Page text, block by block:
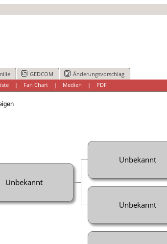
GEDCOM
Änderungsvorschlag
| Fan Chart| Medien | PDF
Unbekannt
Unbekannt
Unbekannt